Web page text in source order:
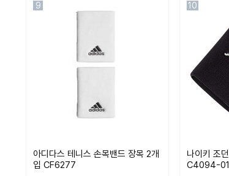
9
아디다스 테니스 손목밴드 장목 2개
입 CF6277
10
나이키 조
C4094-